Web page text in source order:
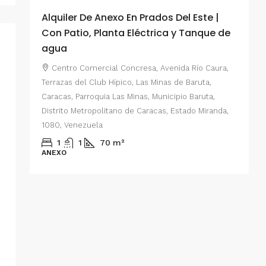
de
Alquiler De Anexo En Prados Del Este |
Con Patio, Planta Eléctrica y Tanque de
agua
Centro Comercial Concresa, Avenida Río Caura,
Terrazas del Club Hípico, Las Minas de Baruta,
Caracas, Parroquia Las Minas, Municipio Baruta,
Distrito Metropolitano de Caracas, Estado Miranda,
1080, Venezuela
1 1 70 m²
ANEXO